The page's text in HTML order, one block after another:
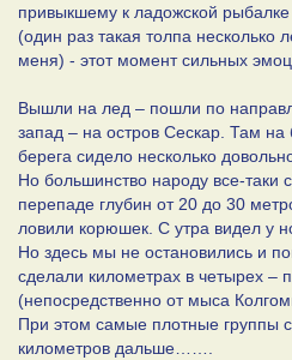
привыкшему к ладожской
(один раз такая толпа несколько
меня) - этот момент сильных
Вышли на лед – пошли по
запад – на остров Сескар. Там
берега сидело несколько
Но большинство народу все-таки
перепаде глубин от 20 до 30
ловили корюшек. С утра видел у
Но здесь мы не остановились и
сделали километрах в четырех –
(непосредственно от мыса
При этом самые плотные группы
километров дальше…….